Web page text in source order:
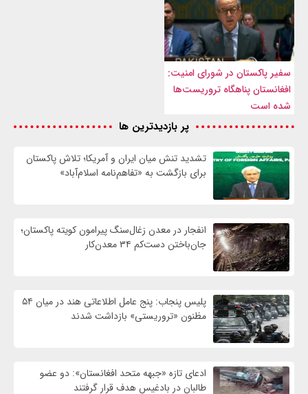
سفیر پاکستان در شورای امنیت:
افغانستان پناهگاه تروریست‌ها
شده است
پر بازدیدترین ها
تشدید تنش میان ایران و آمریکا؛ تلاش پاکستان
برای بازگشت به «تفاهم‌نامه اسلام‌آباد»
انفجار در معدن زغال‌سنگ پیرامون کویته پاکستان؛
جان‌باختن دست‌کم ۳۴ معدن‌کار
پلیس پنجاب: پنج عامل اطلاعاتی هند در میان ۵۴
مظنون «تروریستی» بازداشت شدند
ادعای تازه «جبهه متحد افغانستان»: دو عضو
طالبان در بادغیس هدف قرار گرفتند